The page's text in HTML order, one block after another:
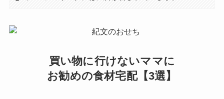
買い物に行けないママに
お勧めの食材宅配【3選】